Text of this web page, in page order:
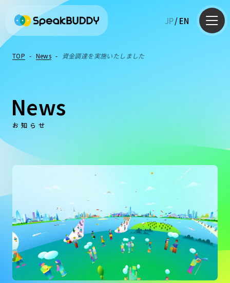
JP/EN
英語学習Q&A
TOP - News - 資金調達を実施いたしました
News
お知らせ